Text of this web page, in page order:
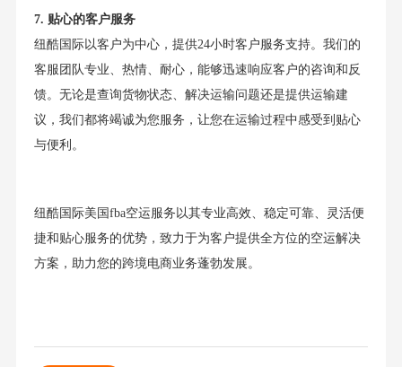
7. 贴心的客户服务
纽酷国际以客户为中心，提供24小时客户服务支持。我们的
客服团队专业、热情、耐心，能够迅速响应客户的咨询和反
馈。无论是查询货物状态、解决运输问题还是提供运输建
议，我们都将竭诚为您服务，让您在运输过程中感受到贴心
与便利。
纽酷国际美国fba空运服务以其专业高效、稳定可靠、灵活便
捷和贴心服务的优势，致力于为客户提供全方位的空运解决
方案，助力您的跨境电商业务蓬勃发展。